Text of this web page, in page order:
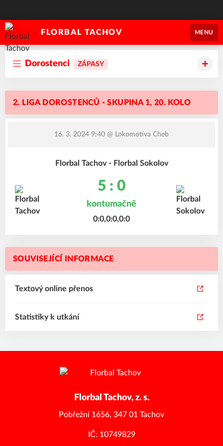
FLORBAL TACHOV MENU
Dorostenci ZÁPASY
2. LIGA DOROSTENCŮ - SKUPINA 1, 20. KOLO
16. 3. 2024 9:40 @ Lokomotiva Cheb
Florbal Tachov - Florbal Sokolov
5 : 0
kontumačně
0:0,0:0,0:0
SOUVISEJÍCÍ INFORMACE
Textový online přenos
Statistiky k utkání
Florbal Tachov, z. s.
Pobřežní 1656, 347 01 Tachov
IČ: 10749829